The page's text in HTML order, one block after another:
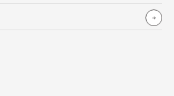
ります。
で信頼が揺らぐ
当者の連絡スピードは、企業の印象
素です。